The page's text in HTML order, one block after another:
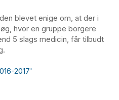
blevet enige om, at der i
hvor en gruppe borgere
5 slags medicin, får tilbudt
2017'